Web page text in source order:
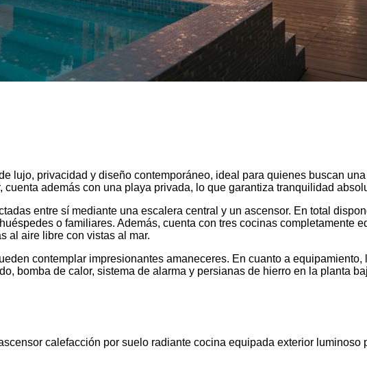
lujo, privacidad y diseño contemporáneo, ideal para quienes buscan
además con una playa privada, lo que garantiza tranquilidad
entre sí mediante una escalera central y un ascensor. En total
o familiares. Además, cuenta con tres cocinas completamente
al aire libre con vistas al mar.
contemplar impresionantes amaneceres. En cuanto a
bomba de calor, sistema de alarma y persianas de hierro en la planta
calefacción por suelo radiante cocina equipada exterior luminoso